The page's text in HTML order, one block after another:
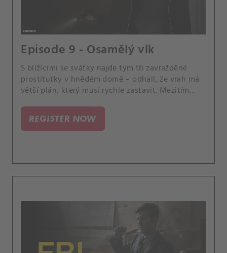
Episode 9 - Osamělý vlk
S blížícími se svátky najde tým tři zavražděné
prostitutky v hnědém domě – odhalí, že vrah má
větší plán, který musí rychle zastavit. Mezitím
syna Tylera.
REGISTER NOW